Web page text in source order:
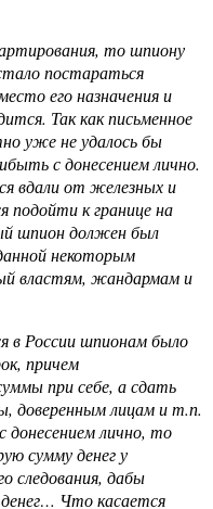
то шпиону
постараться
его назначения и
Так как письменное
уже не удалось бы
с донесением лично.
вдали от железных и
подойти к границе на
шпион должен был
некоторым
властям, жандармам и
в России шпионам было
причем
при себе, а сдать
доверенным лицам и т.п.
донесением лично, то
сумму денег у
следования, дабы
денег… Что касается